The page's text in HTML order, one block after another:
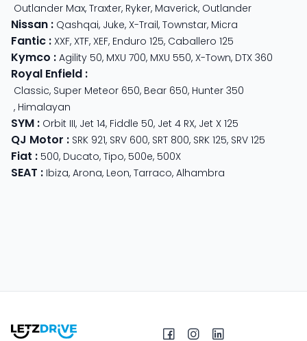
Outlander Max, Traxter, Ryker, Maverick, Outlander
Nissan : Qashqai, Juke, X-Trail, Townstar, Micra
Fantic : XXF, XTF, XEF, Enduro 125, Caballero 125
Kymco : Agility 50, MXU 700, MXU 550, X-Town, DTX 360
Royal Enfield :
Classic, Super Meteor 650, Bear 650, Hunter 350
, Himalayan
SYM : Orbit III, Jet 14, Fiddle 50, Jet 4 RX, Jet X 125
QJ Motor : SRK 921, SRV 600, SRT 800, SRK 125, SRV 125
Fiat : 500, Ducato, Tipo, 500e, 500X
SEAT : Ibiza, Arona, Leon, Tarraco, Alhambra